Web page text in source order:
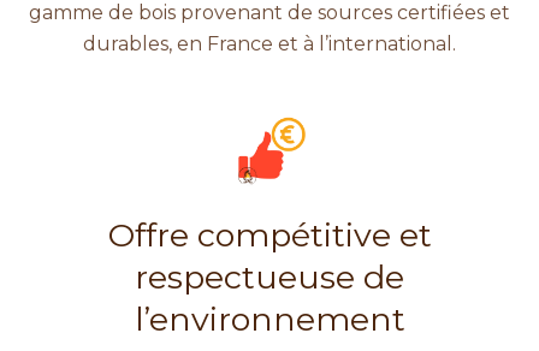
gamme de bois provenant de sources certifiées et
durables, en France et à l’international.
Offre compétitive et
respectueuse de
l’environnement